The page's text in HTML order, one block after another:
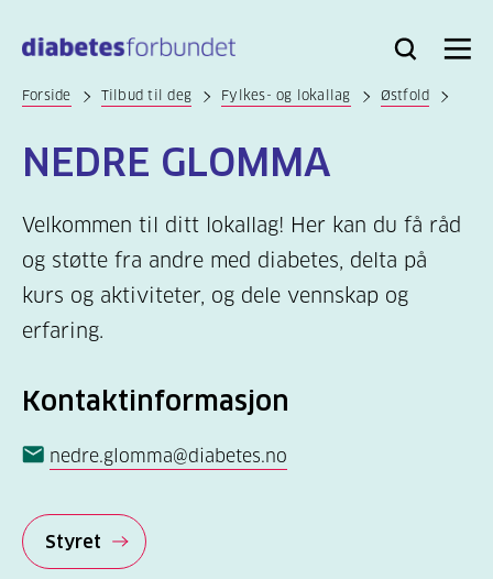
hovedinnhold
Bli
Logg
Søk Meny
Forside Tilbud til deg Fylkes- og lokallag Østfold
NEDRE GLOMMA
Velkommen til ditt lokallag! Her kan du få råd
og støtte fra andre med diabetes, delta på
kurs og aktiviteter, og dele vennskap og
erfaring.
Kontaktinformasjon
nedre.glomma@diabetes.no
Styret